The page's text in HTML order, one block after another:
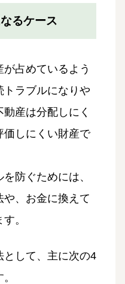
るケース
占めているよう
トラブルになりや
産は分配しにく
価しにくい財産で
防ぐためには、
や、お金に換えて
。
として、主に次の4